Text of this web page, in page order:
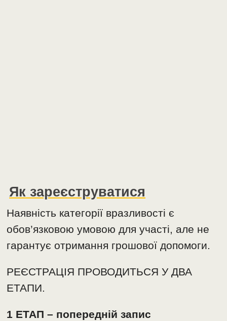
Як зареєструватися
Наявність категорії вразливості є
обов’язковою умовою для участі, але не
гарантує отримання грошової допомоги.
РЕЄСТРАЦІЯ ПРОВОДИТЬСЯ У ДВА
ЕТАПИ.
1 ЕТАП – попередній запис